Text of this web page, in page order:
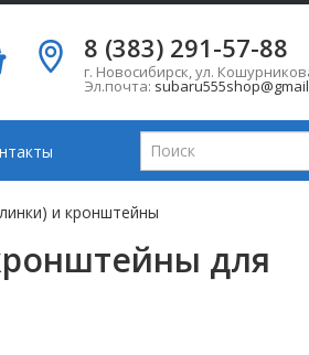
8 (383) 291-57-88
г. Новосибирск,ул.
Эл.почта:
и кронштейны
для